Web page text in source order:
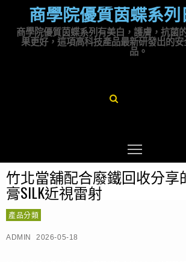
商學院優質茵蝶系列
商學院優質茵蝶系列有美白，護膚，抗菌
果更好，這項高科技產品最新研發出的
品。
竹北當舖配合廢鐵回收分享
膏SILK近視雷射
產品分類
ADMIN 2026-05-18